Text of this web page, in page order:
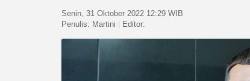
Senin, 31 Oktober 2022 12:29 WIB
Penulis: Martini Editor: